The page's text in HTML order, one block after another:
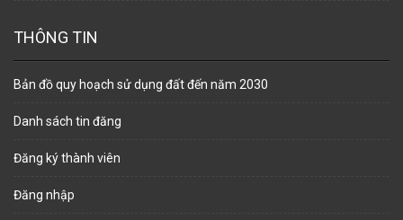
THÔNG TIN
Bản đồ quy hoạch sử dụng đất đến năm 2030
Danh sách tin đăng
Đăng ký thành viên
Đăng nhập